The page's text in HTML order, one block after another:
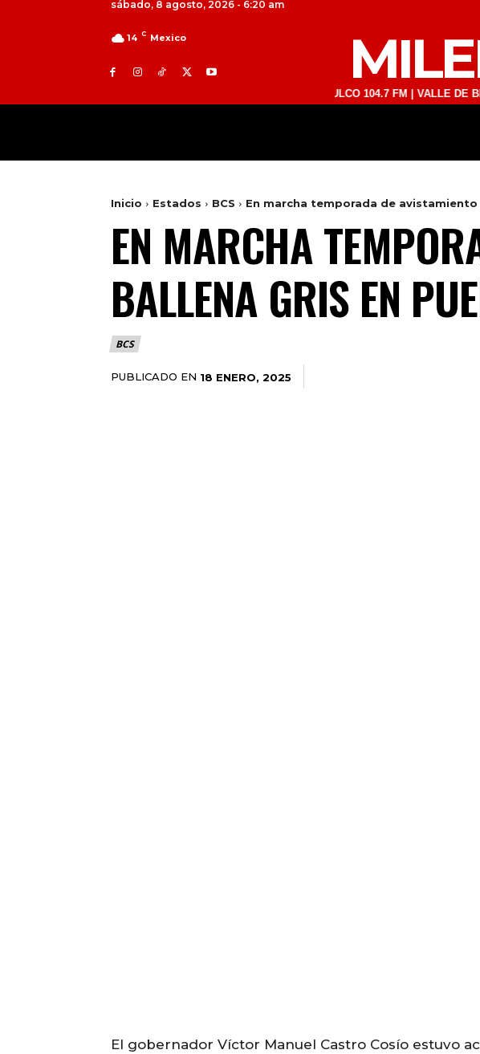
sábado, 8 agosto, 2026 - 6:20 am
14 C Mexico
TOLUCA 98.9 FM | ATLACOMULCO 104.7 FM | VALLE DE
Inicio Estados BCS En marcha temporada de
EN MARCHA
BALLENA GRIS EN
BCS
PUBLICADO EN 18 ENERO, 2025
El gobernador Víctor Manuel Castro Cosío estuvo